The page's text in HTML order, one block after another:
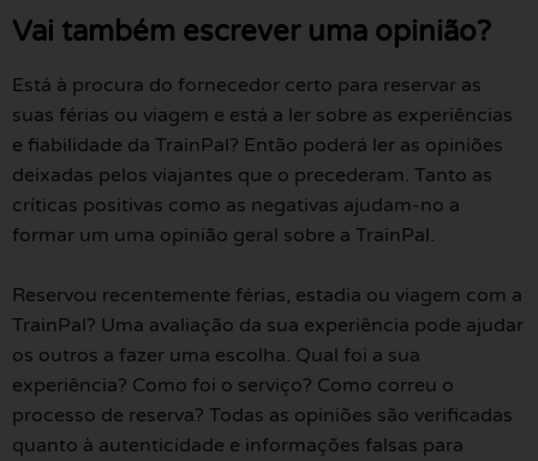
Vai também escrever uma opinião?
Está à procura do fornecedor certo para reservar as
suas férias ou viagem e está a ler sobre as experiências
e fiabilidade da TrainPal? Então poderá ler as opiniões
deixadas pelos viajantes que o precederam. Tanto as
críticas positivas como as negativas ajudam-no a
formar um uma opinião geral sobre a TrainPal.
Reservou recentemente férias, estadia ou viagem com a
TrainPal? Uma avaliação da sua experiência pode ajudar
os outros a fazer uma escolha. Qual foi a sua
experiência? Como foi o serviço? Como correu o
processo de reserva? Todas as opiniões são verificadas
quanto à autenticidade e informações falsas para